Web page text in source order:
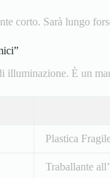
corto. Sarà lungo
illuminazione. È un
Plastica
Traballante